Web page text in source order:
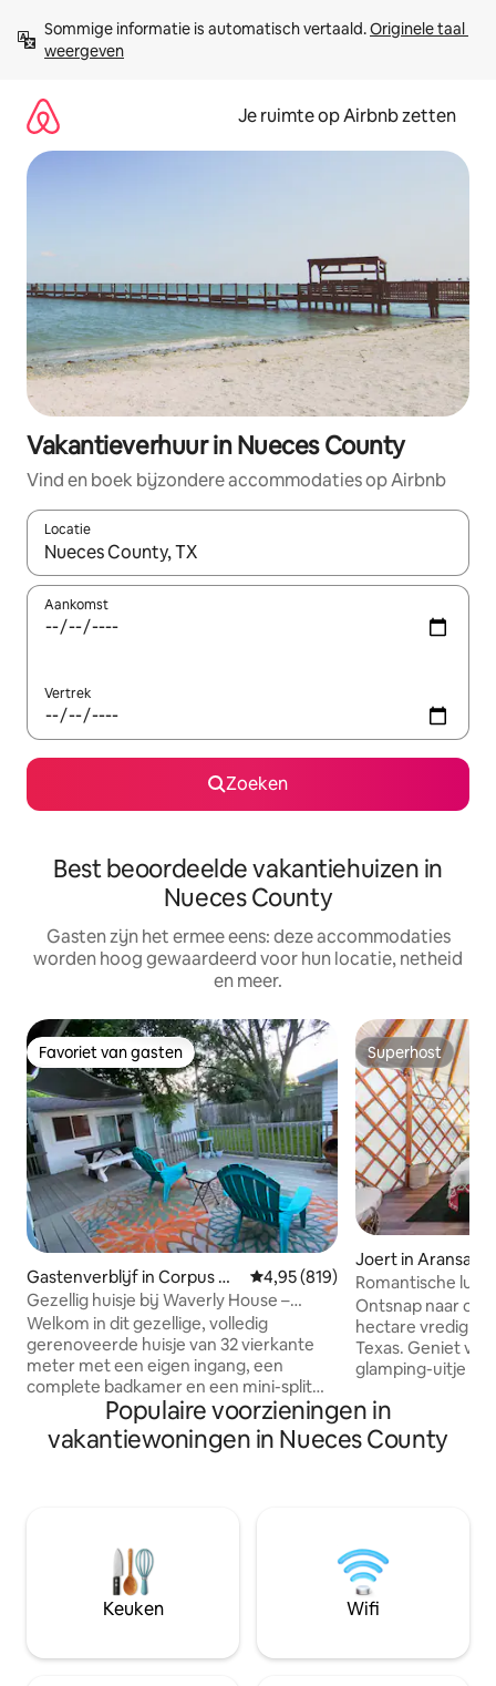
direct
naar
Sommige informatie is automatisch vertaald. Originele taal
weergeven
Je ruimte op Airbnb zetten
Vakantieverhuur in Nueces County
Vind en boek bijzondere accommodaties op Airbnb
Locatie
Wanneer er suggesties beschikbaar zijn, maak je een keuze
Aankomst
Vertrek
Zoeken
Best beoordeelde vakantiehuizen in
Nueces County
Gasten zijn het ermee eens: deze accommodaties
worden hoog gewaardeerd voor hun locatie, netheid
en meer.
Favoriet van gasten
Favoriet van gasten
Gastenverblijf in Corpus Ch
risti
Gemiddelde beoordeling van
4,95 (819)
Gezellig huisje bij Waverly House –
Ontspan en kom tot rust
Welkom in dit gezellige, volledig
gerenoveerde huisje van 32 vierkante
meter met een eigen ingang, een
complete badkamer en een mini-split
airconditioning/verwarming. Houd er
rekening mee dat als deuren/ramen te
lang open blijven staan, deze kunnen
huisdieren of rustige ochtenden. 15
minuten naar Mustang Island, 25 mijl
naar de stranden van Port Aransas, dicht
bij de USS Lexington, het Texas State
Hondvriendelijk (max. twee, $ 15).
Superhost
Superhost
Joert in Aransas
Romantische
hectare in Texas
Ontsnap naar
hectare vredig
Texas. Geniet
glamping-uitje
voor
en ontspannende
• Rockport Beach:
Barbecueplaats
Hot tub is
extra kosten, 24
verwarmd of
Populaire voorzieningen in
vakantiewoningen in Nueces County
Keuken Wifi